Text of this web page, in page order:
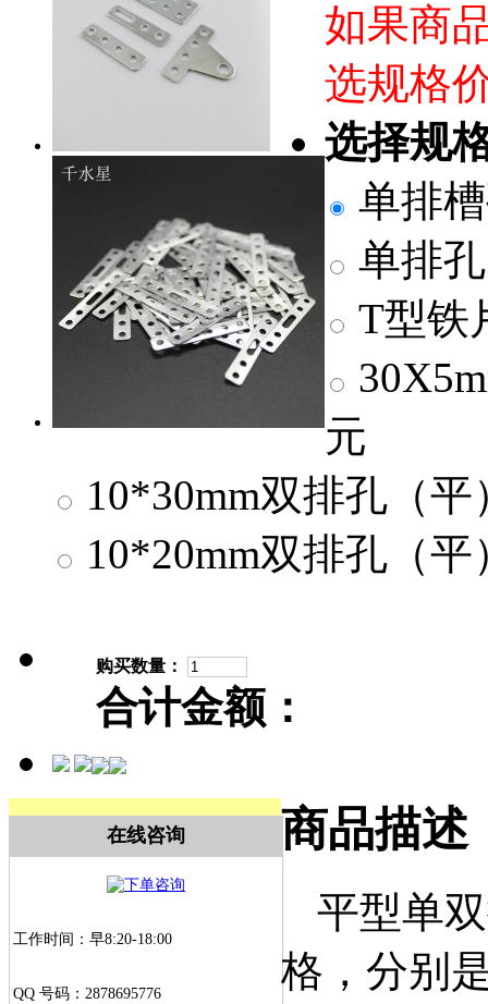
如果商
选规格
选择规
单排
单排
T型铁
元
10*30mm双排孔（
10*20mm双排孔（
购买数量：
合计金额：
在线咨询
工作时间：早8:20-18:00
QQ 号码：2878695776
商品描述
平型单
格，分别